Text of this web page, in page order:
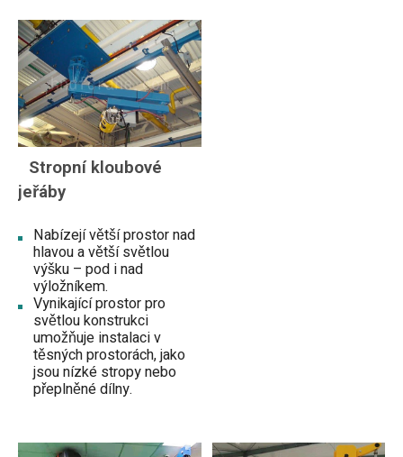
Stropní kloubové
jeřáby
Nabízejí větší prostor nad
hlavou a větší světlou
výšku – pod i nad
výložníkem.
Vynikající prostor pro
světlou konstrukci
umožňuje instalaci v
těsných prostorách, jako
jsou nízké stropy nebo
přeplněné dílny.